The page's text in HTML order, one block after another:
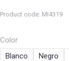
Product code: MI4319
Color
Blanco
Negro